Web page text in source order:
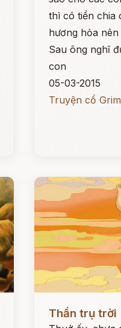
thì có tiền chia
hương hỏa
Sau ông nghĩ
con
05-03-2015
Truyện cổ
Đọc ngay
Thần trụ trời